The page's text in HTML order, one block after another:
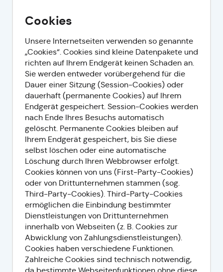
Cookies
Unsere Internetseiten verwenden so genannte
„Cookies“. Cookies sind kleine Datenpakete und
richten auf Ihrem Endgerät keinen Schaden an.
Sie werden entweder vorübergehend für die
Dauer einer Sitzung (Session-Cookies) oder
dauerhaft (permanente Cookies) auf Ihrem
Endgerät gespeichert. Session-Cookies werden
nach Ende Ihres Besuchs automatisch
gelöscht. Permanente Cookies bleiben auf
Ihrem Endgerät gespeichert, bis Sie diese
selbst löschen oder eine automatische
Löschung durch Ihren Webbrowser erfolgt.
Cookies können von uns (First-Party-Cookies)
oder von Drittunternehmen stammen (sog.
Third-Party-Cookies). Third-Party-Cookies
ermöglichen die Einbindung bestimmter
Dienstleistungen von Drittunternehmen
innerhalb von Webseiten (z. B. Cookies zur
Abwicklung von Zahlungsdienstleistungen).
Cookies haben verschiedene Funktionen.
Zahlreiche Cookies sind technisch notwendig,
da bestimmte Webseitenfunktionen ohne diese